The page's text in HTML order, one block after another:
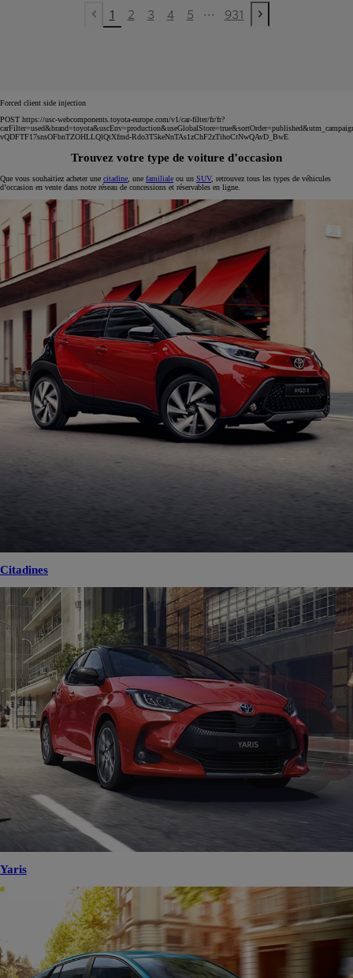
Previous page
1 2 3 4 5 ... 931
Next page
Forced client side injection
POST https://usc-webcomponents.toyota-europe.com/v1/car-filter/fr/fr?
vQDFTF17snsOFbnTZOHLLQlQtXfmd-Rdo3T5keNnTAs1zChF2zTihoCtNwQAvD_BwE
Trouvez votre type de voiture d’occasion
Que vous souhaitiez acheter une citadine , une familiale ou un SUV, retrouvez tous les types de véhicules
d’occasion en vente dans notre réseau de concessions et réservables en ligne.
Citadines
Yaris